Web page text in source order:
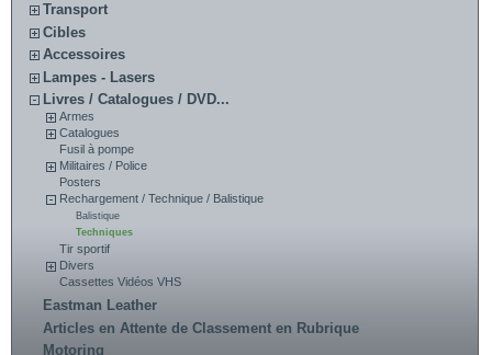
Transport
Cibles
Accessoires
Lampes - Lasers
Livres / Catalogues / DVD...
Armes
Catalogues
Fusil à pompe
Militaires / Police
Posters
Rechargement / Technique / Balistique
Balistique
Techniques
Tir sportif
Divers
Cassettes Vidéos VHS
Eastman Leather
Articles en Attente de Classement en Rubrique
Motoring